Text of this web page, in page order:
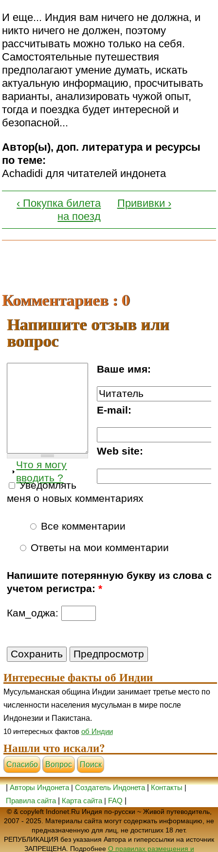
И еще... Индия вам ничего не должна, и
никто ничего не должен, поэтому
рассчитывать можно только на себя.
Самостоятельные путешествия
предполагают умение думать, искать
актуальную информацию, просчитывать
варианты, анализировать чужой опыт,
тогда и поездка будет интересной и
безопасной...
Автор(ы), доп. литература и ресурсы
по теме:
Achadidi для читателей индонета
‹ Покупка билета
на поезд
Прививки ›
Комментариев : 0
Напишите отзыв или
вопрос
Ваше имя:
E-mail:
Web site:
Что я могу
вводить ?
Уведомлять
меня о новых комментариях
Все комментарии
Ответы на мои комментарии
Напишите потерянную букву из слова с
учетом регистра:*
Кам_оджа:
Интересные факты об Индии
Мусульманская община Индии занимает третье место по
численности населения мусульман в мире после
Индонезии и Пакистана.
10 интересных фактов об Индии
Нашли что искали?
Cпасибо Вопрос Поиск
|Авторы Индонета|Создатель Индонета|Контакты|
Правила сайта
Карта сайта | FAQ
© & copyleft Indonet.Ru Индия по-русски ~ Живой путеводитель,
2007 - 2025. Материалы сайта могут содержать информацию, не
предназначенную для лиц, не достигших 18 лет.
РЕПУБЛИКАЦИЯ без указания Автора и гиперссылки на источник
ЗАПРЕЩЕНА. Подробнее О правилах размещения и